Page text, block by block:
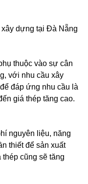
dựng tại Đà Nẵng
thuộc vào sự cân
với nhu cầu xây
đáp ứng nhu cầu là
giá thép tăng cao.
nguyên liệu, năng
thiết để sản xuất
cũng sẽ tăng